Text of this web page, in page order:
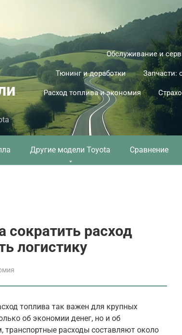
Обслуживание и
Тюнинг и доработки Запчасти:
Расход топлива и экономия
Другие модели Toyota Сравнение
сократить расход
логистику
топлива так важен для крупных
об экономии денег, но и об
транспортные расходы составляют около